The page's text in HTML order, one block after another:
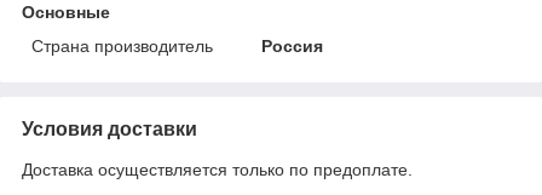
Основные
Страна производитель
Россия
Условия доставки
Доставка осуществляется только по предоплате.